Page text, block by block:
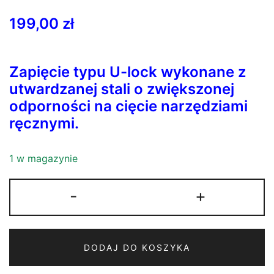
199,00 zł
Zapięcie typu U-lock wykonane z
utwardzanej stali o zwiększonej
odporności na cięcie narzędziami
ręcznymi.
1 w magazynie
-
U-
KRYPTONITE
KEEPER
+
DODAJ DO KOSZYKA